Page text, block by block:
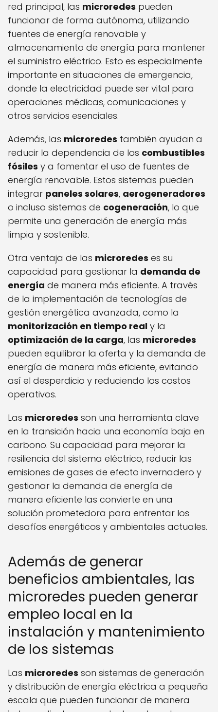
red principal, las microredes pueden
funcionar de forma autónoma, utilizando
fuentes de energía renovable y
almacenamiento de energía para mantener
el suministro eléctrico. Esto es especialmente
importante en situaciones de emergencia,
donde la electricidad puede ser vital para
operaciones médicas, comunicaciones y
otros servicios esenciales.
Además, las microredes también ayudan a
reducir la dependencia de los combustibles
fósiles y a fomentar el uso de fuentes de
energía renovable. Estos sistemas pueden
integrar paneles solares, aerogeneradores
o incluso sistemas de cogeneración, lo que
permite una generación de energía más
limpia y sostenible.
Otra ventaja de las microredes es su
capacidad para gestionar la demanda de
energía de manera más eficiente. A través
de la implementación de tecnologías de
gestión energética avanzada, como la
monitorización en tiempo real y la
optimización de la carga, las microredes
pueden equilibrar la oferta y la demanda de
energía de manera más eficiente, evitando
así el desperdicio y reduciendo los costos
operativos.
Las microredes son una herramienta clave
en la transición hacia una economía baja en
carbono. Su capacidad para mejorar la
resiliencia del sistema eléctrico, reducir las
emisiones de gases de efecto invernadero y
gestionar la demanda de energía de
manera eficiente las convierte en una
solución prometedora para enfrentar los
desafíos energéticos y ambientales actuales.
Además de generar
beneficios ambientales, las
microredes pueden generar
empleo local en la
instalación y mantenimiento
de los sistemas
Las microredes son sistemas de generación
y distribución de energía eléctrica a pequeña
escala que pueden funcionar de manera